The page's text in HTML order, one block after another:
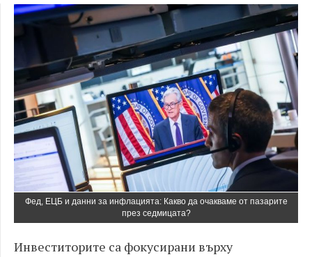
Фед, ЕЦБ и данни за инфлацията: Какво да очакваме от пазарите
през седмицата?
Инвеститорите са фокусирани върху